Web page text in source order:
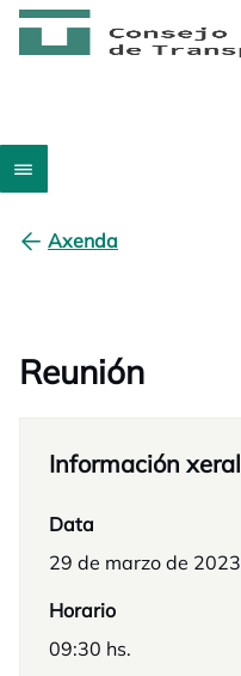
Axenda
Reunión
Información xeral
Data
29 de marzo de 2023
Horario
09:30 hs.